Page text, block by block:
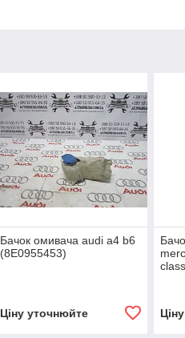
Бачок омивача audi a4 b6
(8E0955453)
Ціну уточнюйте